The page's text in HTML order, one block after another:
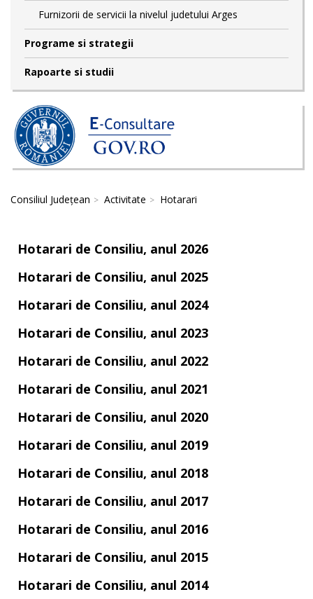
Furnizorii de servicii la nivelul judetului Arges
Programe si strategii
Rapoarte si studii
Consiliul Județean Activitate Hotarari
Hotarari de Consiliu, anul 2026
Hotarari de Consiliu, anul 2025
Hotarari de Consiliu, anul 2024
Hotarari de Consiliu, anul 2023
Hotarari de Consiliu, anul 2022
Hotarari de Consiliu, anul 2021
Hotarari de Consiliu, anul 2020
Hotarari de Consiliu, anul 2019
Hotarari de Consiliu, anul 2018
Hotarari de Consiliu, anul 2017
Hotarari de Consiliu, anul 2016
Hotarari de Consiliu, anul 2015
Hotarari de Consiliu, anul 2014